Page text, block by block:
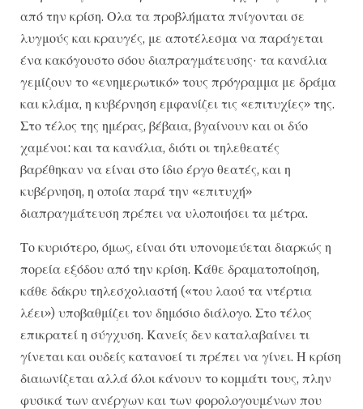
από την κρίση. Ολα τα προβλήματα πνίγονται σε
λυγμούς και κραυγές, με αποτέλεσμα να παράγεται
ένα κακόγουστο σόου διαπραγμάτευσης· τα κανάλια
γεμίζουν το «ενημερωτικό» τους πρόγραμμα με δράμα
και κλάμα, η κυβέρνηση εμφανίζει τις «επιτυχίες» της.
Στο τέλος της ημέρας, βέβαια, βγαίνουν και οι δύο
χαμένοι: και τα κανάλια, διότι οι τηλεθεατές
βαρέθηκαν να είναι στο ίδιο έργο θεατές, και η
κυβέρνηση, η οποία παρά την «επιτυχή»
διαπραγμάτευση πρέπει να υλοποιήσει τα μέτρα.
Το κυριότερο, όμως, είναι ότι υπονομεύεται διαρκώς η
πορεία εξόδου από την κρίση. Κάθε δραματοποίηση,
κάθε δάκρυ τηλεσχολιαστή («του λαού τα ντέρτια
λέει») υποβαθμίζει τον δημόσιο διάλογο. Στο τέλος
επικρατεί η σύγχυση. Κανείς δεν καταλαβαίνει τι
γίνεται και ουδείς κατανοεί τι πρέπει να γίνει. Η κρίση
διαιωνίζεται αλλά όλοι κάνουν το κομμάτι τους, πλην
φυσικά των ανέργων και των φορολογουμένων που